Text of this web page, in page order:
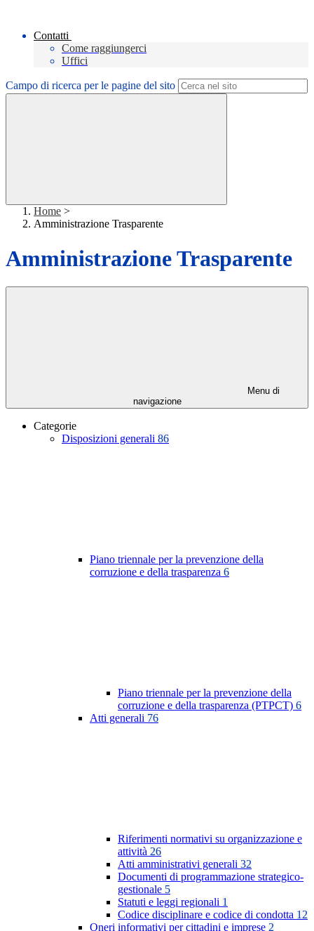
Contatti
Come raggiungerci
Uffici
Campo di ricerca per le pagine del sito
Home >
Amministrazione Trasparente
Amministrazione Trasparente
Menu di
navigazione
Categorie
Disposizioni generali 86
Piano triennale per la prevenzione della
corruzione e della trasparenza 6
Piano triennale per la prevenzione della
corruzione e della trasparenza (PTPCT) 6
Atti generali 76
Riferimenti normativi su organizzazione e
attività 26
Atti amministrativi generali 32
Documenti di programmazione strategico-
gestionale 5
Statuti e leggi regionali 1
Codice disciplinare e codice di condotta 12
Oneri informativi per cittadini e imprese 2